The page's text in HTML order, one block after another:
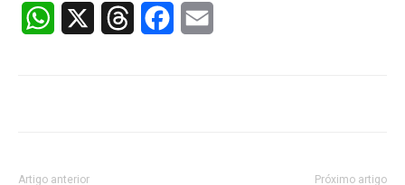
WhatsApp ThreadsFacebook
Artigo anterior Próximo artigo